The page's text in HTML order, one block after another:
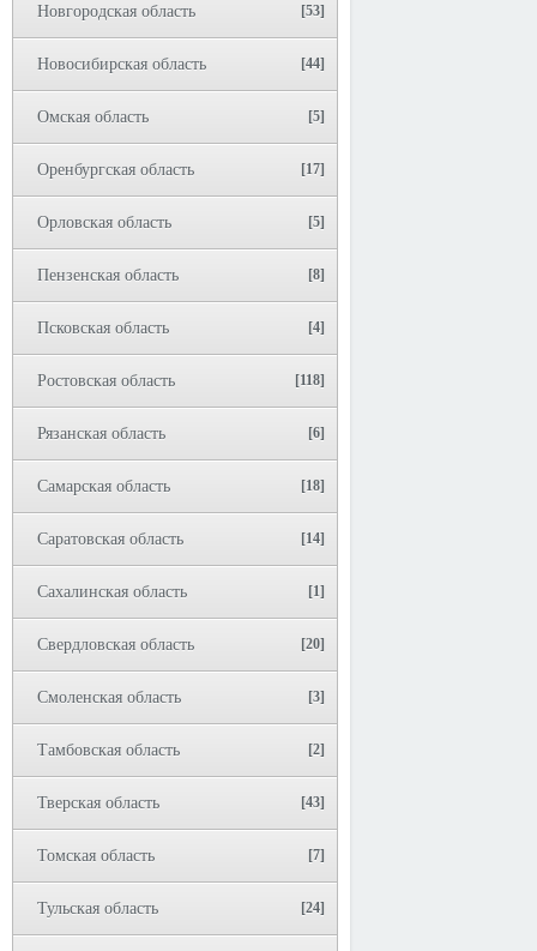
Новгородская область [53]
Новосибирская область [44]
Омская область [5]
Оренбургская область [17]
Орловская область [5]
Пензенская область [8]
Псковская область [4]
Ростовская область [118]
Рязанская область [6]
Самарская область [18]
Саратовская область [14]
Сахалинская область [1]
Свердловская область [20]
Смоленская область [3]
Тамбовская область [2]
Тверская область [43]
Томская область [7]
Тульская область [24]